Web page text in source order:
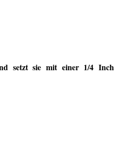
setzt sie mit einer 1/4 Inch